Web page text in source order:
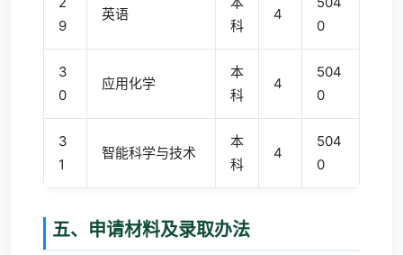
9
英语
科
4
0
3
0
应用化学
本
科
4
504
0
3
1
智能科学与技术
本
科
4
504
0
五、申请材料及录取办法